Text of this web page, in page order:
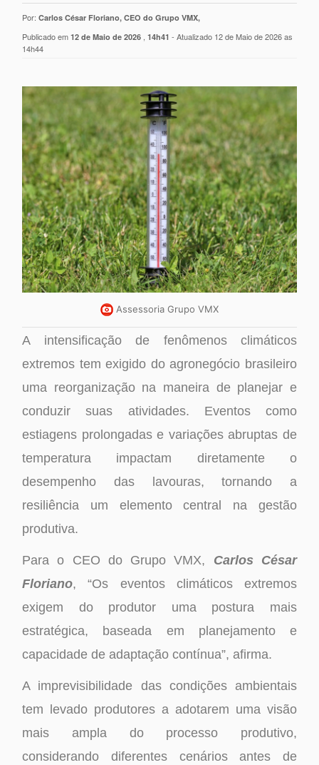
Por: Carlos César Floriano, CEO do Grupo VMX,
Publicado em 12 de Maio de 2026 14h41 - Atualizado 12 de Maio de 2026 as
14h44
Assessoria Grupo VMX
A intensificação de fenômenos climáticos
extremos tem exigido do agronegócio brasileiro
uma reorganização na maneira de planejar e
conduzir suas atividades. Eventos como
estiagens prolongadas e variações abruptas de
temperatura impactam diretamente o
desempenho das lavouras, tornando a
resiliência um elemento central na gestão
produtiva.
Para o CEO do Grupo VMX, Carlos César
Floriano, “Os eventos climáticos extremos
exigem do produtor uma postura mais
estratégica, baseada em planejamento e
capacidade de adaptação contínua”, afirma.
A imprevisibilidade das condições ambientais
tem levado produtores a adotarem uma visão
mais ampla do processo produtivo,
considerando diferentes cenários antes de